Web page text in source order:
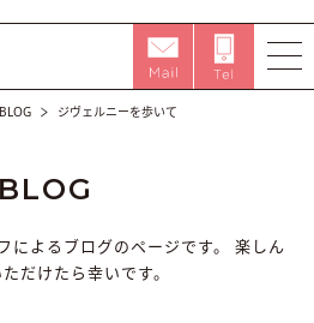
BLOG ジヴェルニーを歩いて
BLOG
よるブログのページです。
楽しん
だけたら幸いです。